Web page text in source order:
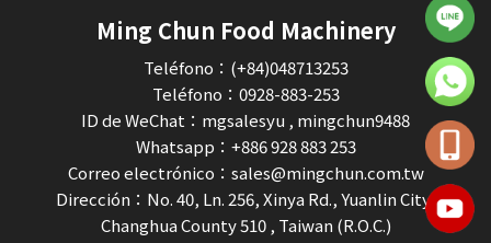
Ming Chun Food Machinery
Teléfono：(+84)048713253
Teléfono： 0928-883-253
ID de WeChat：mgsalesyu , mingchun9488
Whatsapp： +886 928 883 253
Correo electrónico：sales@mingchun.com.tw
Dirección：No. 40, Ln. 256, Xinya Rd., Yuanlin City,
Changhua County 510 , Taiwan (R.O.C.)